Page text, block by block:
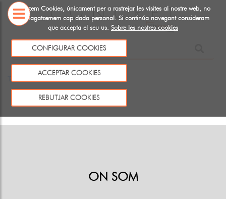
Utiltizem Cookies, únicament per a rastrejar les visites al nostre web, no
emmagatzemem cap dada personal. Si continúa navegant consideram
que accepta el seu us. Sobre les nostres cookies
CONFIGURAR COOKIES
ACCEPTAR COOKIES
REBUTJAR COOKIES
SOBRE
Aquest producte no existeix o no està a la venda
Tornar
ON SOM